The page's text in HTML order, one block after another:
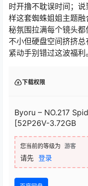
时开撸不耽误时间；
样这套蜘蛛姐姐主题
秘氛围拉满每个镜头
不小但硬盘空间挤挤
紧动手别错过这波福利。
下载权限
Byoru – NO.217
[52P26V-3.72GB
您当前的等级为 游客
请先 登录